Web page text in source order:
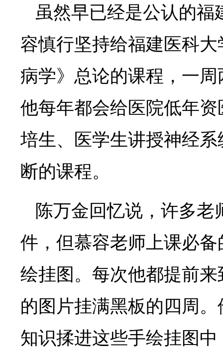
虽然早已经是公认的福
容慎行坚持给福建医科
病学》总论的课程，一
他每年都会给医院低年
培生、医学生讲授神经
断的课程。
陈万金回忆说，许多老
件，但慕容老师上课必
绘挂图。每次他都提前
的图片挂满黑板的四周
知识揉进这些手绘挂图